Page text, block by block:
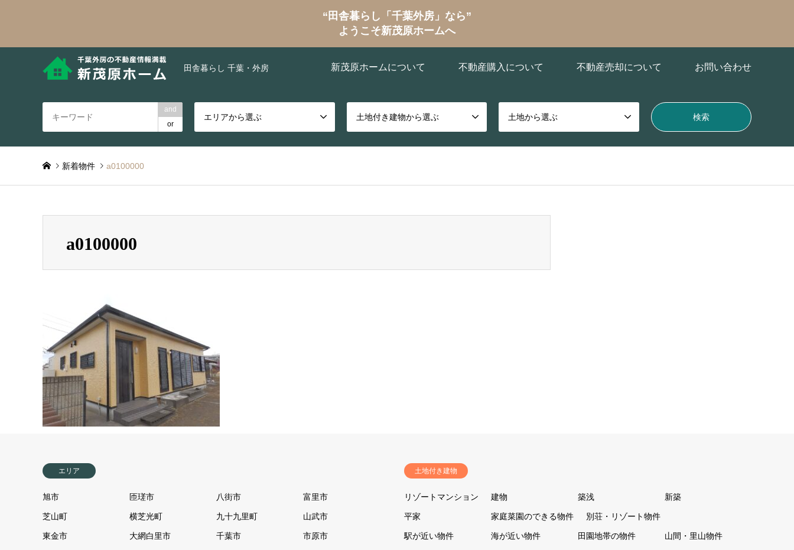
“田舎暮らし「千葉外房」なら”
ようこそ新茂原ホームへ
田舎暮らし 千葉・外房 新茂原ホームについて 不動産購入について 不動産売却について お問い合わせ
and
or
エリアから選ぶ 土地付き建物から選ぶ 土地から選ぶ
新着物件 a0100000
a0100000
エリア
旭市 匝瑳市 八街市 富里市
芝山町 横芝光町 九十九里町 山武市
東金市 大網白里市 千葉市 市原市
土地付き建物
リゾートマンション 建物 築浅 新築
平家 家庭菜園のできる物件 別荘・リゾート物件
駅が近い物件 海が近い物件 田園地帯の物件 山間・里山物件